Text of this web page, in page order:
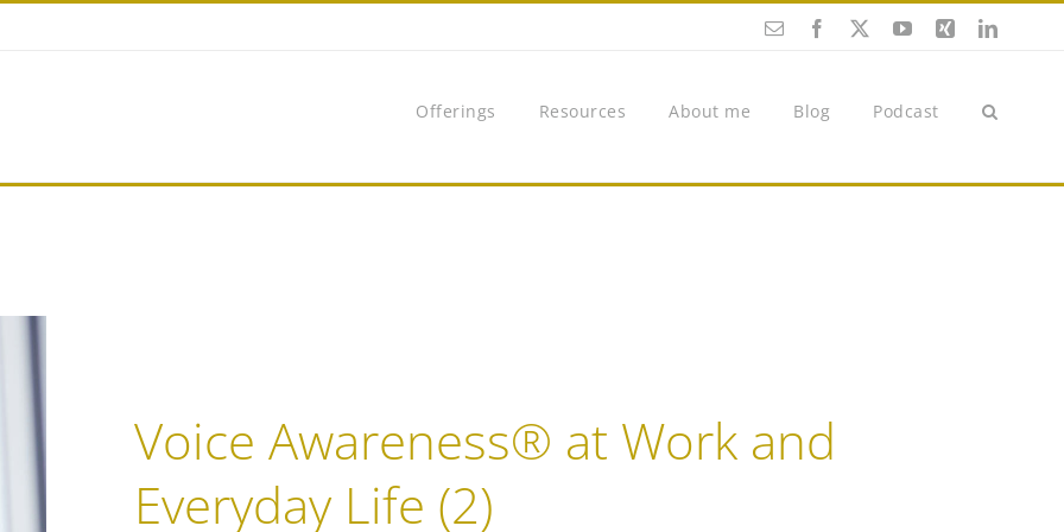
Enamel Facebook YouTube
Xing Twitter
Offerings Resources About me Blog Podcast
Voice Awareness® at Work and
Everyday Life (2)